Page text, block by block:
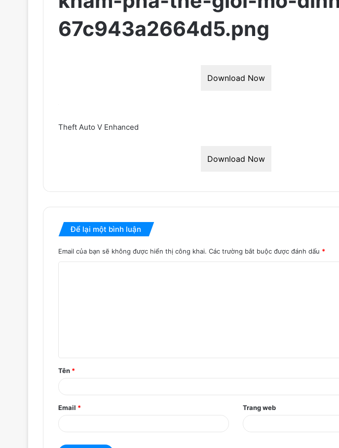
67c943a2664d5.png
Download Now
Theft Auto V Enhanced
Download Now
Để lại một bình luận
Email của bạn sẽ không được hiển thị công khai. Các trường bắt buộc được đánh dấu *
ậ
n
Tên *
Email * Trang web